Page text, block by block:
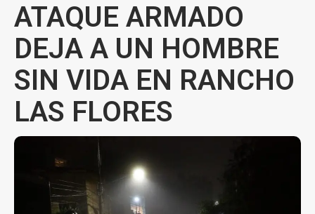
ATAQUE ARMADO
DEJA A UN HOMBRE
SIN VIDA EN RANCHO
LAS FLORES